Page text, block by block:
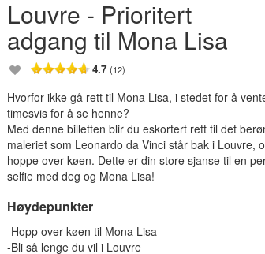
Louvre - Prioritert
adgang til Mona Lisa
4.7(12)
Hvorfor ikke gå rett til Mona Lisa, i stedet for å
timesvis for å se henne?
Med denne billetten blir du eskortert rett til det
maleriet som Leonardo da Vinci står bak i Louvre,
hoppe over køen. Dette er din store sjanse til en
selfie med deg og Mona Lisa!
Høydepunkter
-Hopp over køen til Mona Lisa
-Bli så lenge du vil i Louvre